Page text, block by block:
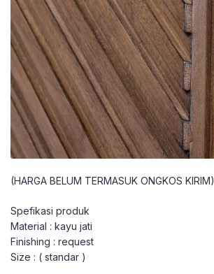
(HARGA BELUM TERMASUK ONGKOS KIRIM)
Spefikasi produk
Material : kayu jati
Finishing : request
Size : ( standar )